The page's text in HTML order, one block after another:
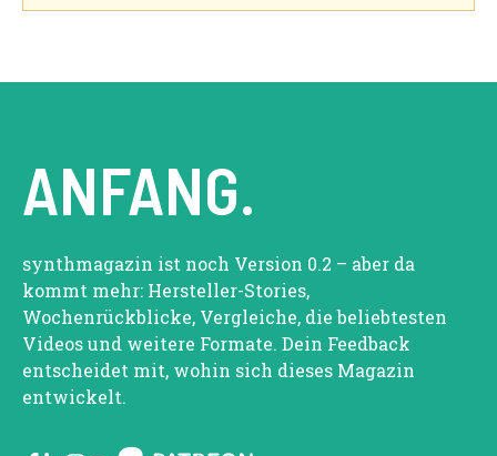
ANFANG.
synthmagazin ist noch Version 0.2 – aber da
kommt mehr: Hersteller-Stories,
Wochenrückblicke, Vergleiche, die beliebtesten
Videos und weitere Formate. Dein Feedback
entscheidet mit, wohin sich dieses Magazin
entwickelt.